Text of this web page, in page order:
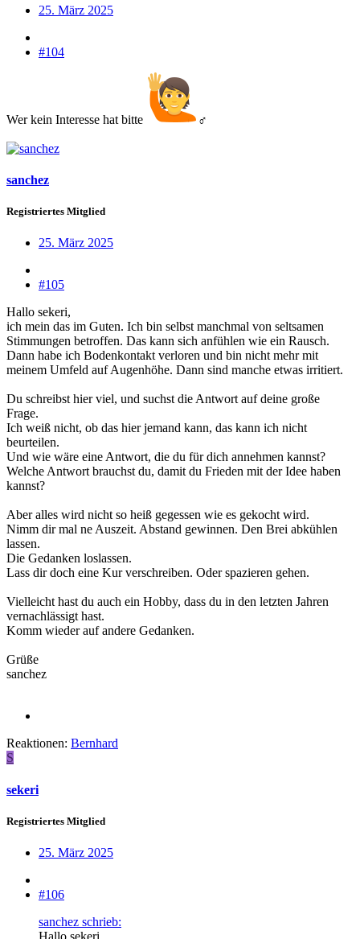
25. März 2025
#104
Wer kein Interesse hat bitte ‍♂
sanchez
Registriertes Mitglied
25. März 2025
#105
Hallo sekeri,
ich mein das im Guten. Ich bin selbst manchmal von seltsamen
Stimmungen betroffen. Das kann sich anfühlen wie ein Rausch.
Dann habe ich Bodenkontakt verloren und bin nicht mehr mit
meinem Umfeld auf Augenhöhe. Dann sind manche etwas irritiert.
Du schreibst hier viel, und suchst die Antwort auf deine große
Frage.
Ich weiß nicht, ob das hier jemand kann, das kann ich nicht
beurteilen.
Und wie wäre eine Antwort, die du für dich annehmen kannst?
Welche Antwort brauchst du, damit du Frieden mit der Idee haben
kannst?
Aber alles wird nicht so heiß gegessen wie es gekocht wird.
Nimm dir mal ne Auszeit. Abstand gewinnen. Den Brei abkühlen
lassen.
Die Gedanken loslassen.
Lass dir doch eine Kur verschreiben. Oder spazieren gehen.
Vielleicht hast du auch ein Hobby, dass du in den letzten Jahren
vernachlässigt hast.
Komm wieder auf andere Gedanken.
Grüße
sanchez
Reaktionen: Bernhard
S
sekeri
Registriertes Mitglied
25. März 2025
#106
sanchez schrieb:
Hallo sekeri,